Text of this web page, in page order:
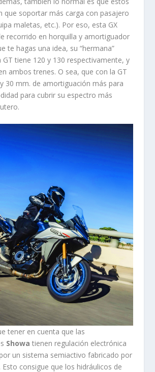
que soportar más carga con pasajero
maletas, etc.). Por eso, esta GX
recorrido en horquilla y amortiguador
te hagas una idea, su “hermana”
tiene 120 y 130 respectivamente, y
ambos trenes. O sea, que con la GT
30 mm. de amortiguación más para
para cubrir su espectro más
tener en cuenta que las
Showa tienen regulación electrónica
un sistema semiactivo fabricado por
Esto consigue que los hidráulicos de